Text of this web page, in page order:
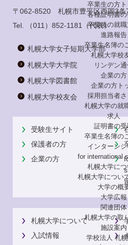
卒業生の方
各種証明書
卒業後の就職
進路報告
卒業生名簿の
札幌大学校
リンデン
企業の方
企業の方ト
採用担当者
札幌大学の就
求人
証明書の
卒業生名簿の
インターン
for international
札幌大学につ
札幌大学につい
大学の概
大学広報
関連団体
札幌大学の取
施設案内
学校法人 札
〒062-8520 札幌市豊平区西岡3条
Tel.
（011）852-1181 （代表）
札幌大学女子短期大学部
札幌大学大学院
札幌大学図書館
札幌大学校友会
受験生サイト
保護者の方
企業の方
s
札幌大学について
入試情報